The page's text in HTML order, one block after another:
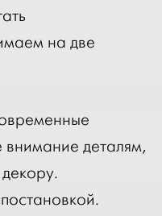
на две
внимание деталям,